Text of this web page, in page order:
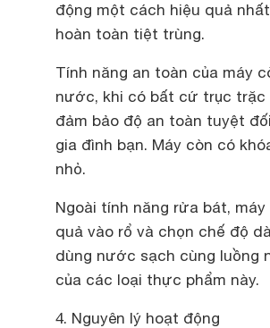
động một cách hiệu quả
hoàn toàn tiệt trùng.
Tính năng an toàn của máy
nước, khi có bất cứ trục trặc
đảm bảo độ an toàn tuyệt
gia đình bạn. Máy còn có
nhỏ.
Ngoài tính năng rửa bát,
quả vào rổ và chọn chế độ
dùng nước sạch cùng luồng
của các loại thực phẩm này.
4. Nguyên lý hoạt động